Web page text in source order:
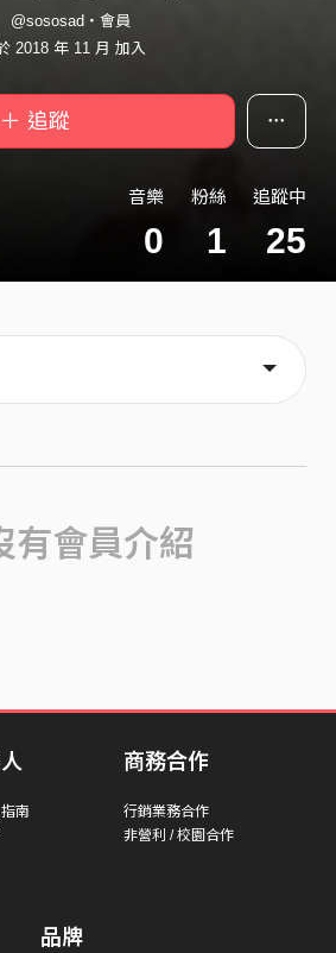
@sososad・會員
2018 年 11 月 加入
＋ 追蹤
音樂
0
粉絲
1
追蹤中
25
有會員介紹
南
商務合作
行銷業務合作
非營利 / 校園合作
品牌